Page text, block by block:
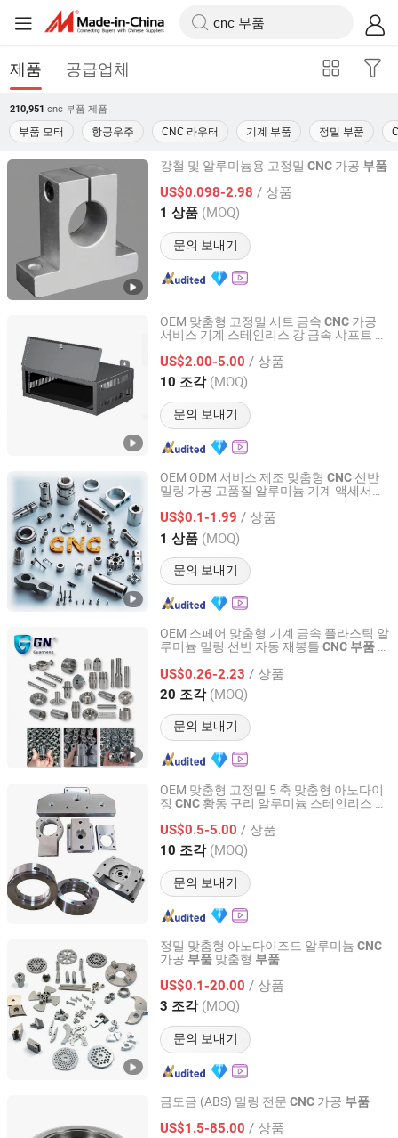
제품 공급업체
210,951 cnc 부품 제품
부품 모터 항공우주 CNC 라우터 기계 부품 정밀 부품
강철 및 알루미늄용 고정밀 CNC 가공 부품
US$0.098-2.98 / 상품
1 상품 (MOQ)
문의 보내기
Dongguan Hongxia Precision Machinery Co., Ltd.
Guangdong, China 이후 2025
OEM 맞춤형 고정밀 시트 금속 CNC 가공
서비스 기계 스테인리스 강 금속 샤프트
US$2.00-5.00 / 상품
10 조각 (MOQ)
문의 보내기
Yantai Deshibo Precision Machinery Co., Ltd.
Shandong, China 이후 2021
OEM ODM 서비스 제조 맞춤형 CNC 선반
밀링 가공 고품질 알루미늄 기계 액세서리
US$0.1-1.99 / 상품
1 상품 (MOQ)
문의 보내기
Xiamen Dazao Machinery Co., Ltd.
Fujian, China 이후 2023
OEM 스페어 맞춤형 기계 금속 플라스틱 알
루미늄 밀링 선반 자동 재봉틀 CNC 부품 센
US$0.26-2.23 / 상품
20 조각 (MOQ)
문의 보내기
Dongguan Guanneng Automation Technology
Development Co., Ltd.
Guangdong, China
OEM 맞춤형 고정밀 5 축 맞춤형 아노다이
징 CNC 황동 구리 알루미늄 스테인리스 스
US$0.5-5.00 / 상품
10 조각 (MOQ)
문의 보내기
Suzhou Everich Industrial Tech Co., Ltd
Jiangsu, China 이후 2025
정밀 맞춤형 아노다이즈드 알루미늄 CNC
가공 부품 맞춤형 부품
US$0.1-20.00 / 상품
3 조각 (MOQ)
문의 보내기
DongGuan Deshipu Metal Products Co., Ltd.
Guangdong, China 이후 2021
금도금 (ABS) 밀링 전문 CNC 가공 부품
US$1.5-85.00 / 상품
Ningbo Ningji Machinery Technology Co., Ltd